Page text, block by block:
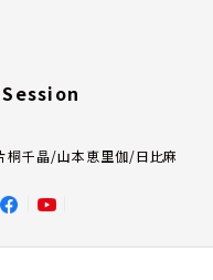
Session
桐千晶/山本恵里伽/日比麻